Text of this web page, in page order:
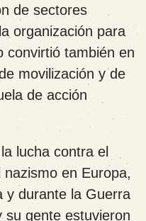
de sectores
organización para
convirtió también en
movilización y de
de acción
lucha contra el
en Europa,
y durante la Guerra
su gente estuvieron